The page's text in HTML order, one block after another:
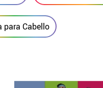
para Cabello